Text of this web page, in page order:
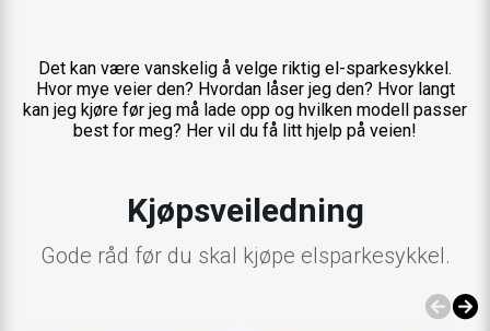
Det kan være vanskelig å velge riktig el-sparkesykkel.
Hvor mye veier den? Hvordan låser jeg den? Hvor langt
kan jeg kjøre før jeg må lade opp og hvilken modell passer
best for meg? Her vil du få litt hjelp på veien!
Kjøpsveiledning
Gode råd før du skal kjøpe elsparkesykkel.